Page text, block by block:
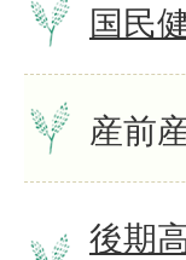
国民
産前
後期